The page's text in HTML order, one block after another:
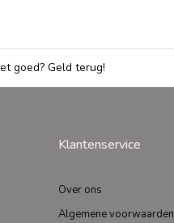
goed? Geld terug!
Klantenservice
Over ons
Algemene voorwaarden